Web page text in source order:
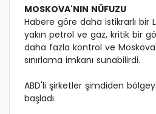
MOSKOVA'NIN NÜFUZU
Habere göre daha istikrarlı bir
yakın petrol ve gaz, kritik bir
daha fazla kontrol ve
sınırlama imkanı sunabilirdi.
ABD'li şirketler şimdiden
başladı.